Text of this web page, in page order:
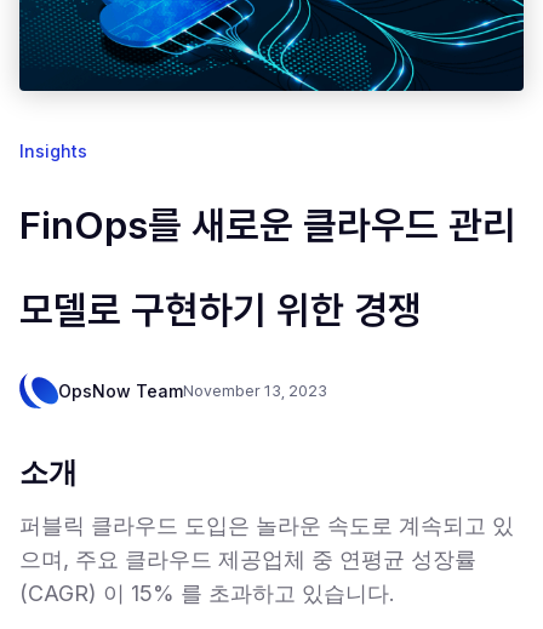
Insights
FinOps를 새로운 클라우드 관리
모델로 구현하기 위한 경쟁
OpsNow TeamNovember 13, 2023
소개
퍼블릭 클라우드 도입은 놀라운 속도로 계속되고 있
으며, 주요 클라우드 제공업체 중 연평균 성장률
(CAGR) 이 15% 를 초과하고 있습니다.